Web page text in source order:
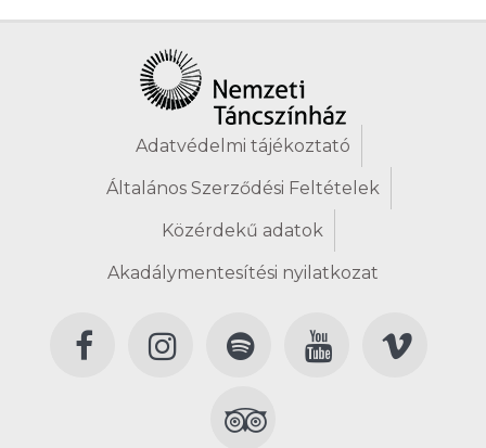
Adatvédelmi tájékoztató
Általános Szerződési Feltételek
Közérdekű adatok
Akadálymentesítési nyilatkozat